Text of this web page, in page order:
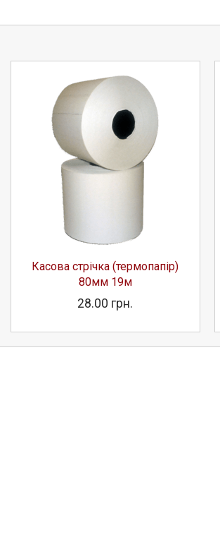
Касова стрічка (термопапір)
80мм 19м
28.00 грн.